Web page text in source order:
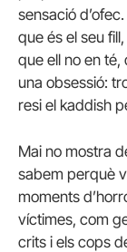
sensació
que és el seu
que ell no en té,
una obsessió:
resi el kaddish
Mai no mostra
sabem perquè
moments
víctimes, com
crits i els cops